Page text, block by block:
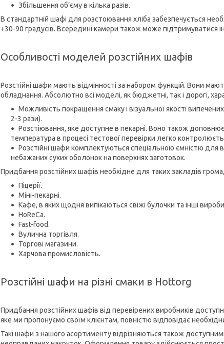
Збільшення об’єму в кілька разів.
В стандартній шафі для розстоювання хліба забезпечується
+30-90 градусів. Всередині камери також може підтримуватися
Особливості моделей розстійних шафів
Розстійні шафи мають відмінності за набором функцій. Вони
обладнання. Абсолютно всі моделі, як бюджетні, так і дорогі,
Можливість покращення смаку і візуальної якості
2-3 рази).
Розстіювання, яке доступне в пекарні. Воно також
температура в процесі тестової перевірки легко
Розстійні шафи комплектуються спеціальною ємністю
небажаних сухих оболонок на поверхнях заготовок.
Придбання розстійних шафів необхідне для таких закладів
Піцерії.
Міні-пекарні.
Кафе, в яких щодня випікаються свіжі булочки та інші
HoReCa.
Fast-food.
Вулична торгівля.
Торгові магазини.
Харчова промисловість.
Розстійні шафи на різні смаки в Hottorg
Придбання розстійних шафів від перевірених виробників
яке ми пропонуємо своїм клієнтам, повністю відповідає
Такі шафи з нашого асортименту відрізняються також